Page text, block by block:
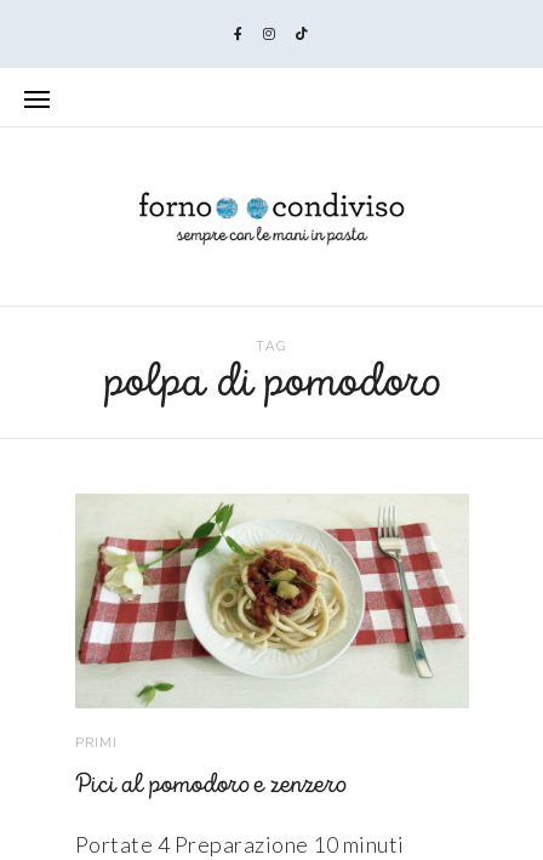
TAG
polpa di pomodoro
PRIMI
Pici al pomodoro e zenzero
Portate 4 Preparazione 10 minuti